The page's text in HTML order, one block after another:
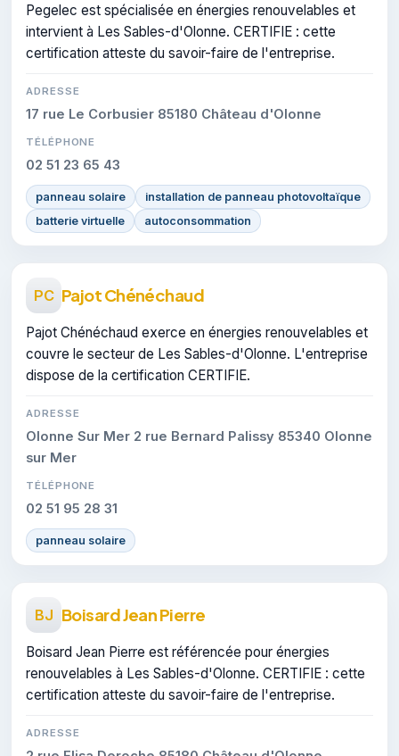
Pegelec est spécialisée en énergies renouvelables et
intervient à Les Sables-d'Olonne. CERTIFIE : cette
certification atteste du savoir-faire de l'entreprise.
ADRESSE
17 rue Le Corbusier 85180 Château d'Olonne
TÉLÉPHONE
02 51 23 65 43
panneau solaire
installation de panneau photovoltaïque
batterie virtuelle
autoconsommation
PC Pajot Chénéchaud
Pajot Chénéchaud exerce en énergies renouvelables et
couvre le secteur de Les Sables-d'Olonne. L'entreprise
dispose de la certification CERTIFIE.
ADRESSE
Olonne Sur Mer 2 rue Bernard Palissy 85340 Olonne
sur Mer
TÉLÉPHONE
02 51 95 28 31
panneau solaire
BJ Boisard Jean Pierre
Boisard Jean Pierre est référencée pour énergies
renouvelables à Les Sables-d'Olonne. CERTIFIE : cette
certification atteste du savoir-faire de l'entreprise.
ADRESSE